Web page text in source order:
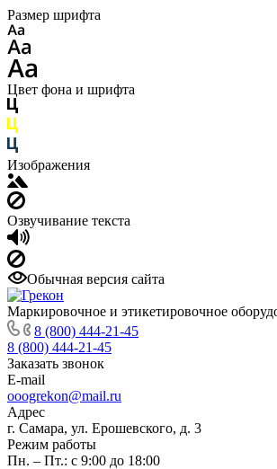
Размер шрифта
Цвет фона и шрифта
Изображения
Озвучивание текста
Обычная версия сайта
Маркировочное и этикетировочное
8 (800) 444-21-45
8 (800) 444-21-45
Заказать звонок
E-mail
ooogrekon@mail.ru
Адрес
г. Самара, ул. Ерошевского, д. 3
Режим работы
Пн. – Пт.: с 9:00 до 18:00